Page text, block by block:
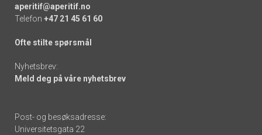
aperitif@aperitif.no
Telefon +47 21 45 61 60
Ofte stilte spørsmål
Nyhetsbrev:
Meld deg på våre nyhetsbrev
Post- og besøksadresse:
Universitetsgata 22